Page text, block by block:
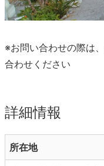
※お問い合わせの際は、
合わせください
詳細情報
所在地